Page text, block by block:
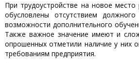
При трудоустройстве на новое
обусловлены отсутствием
возможности дополнительного
Также важное значение имеют и
опрошенных отметили наличие у них
требованиям предприятия.